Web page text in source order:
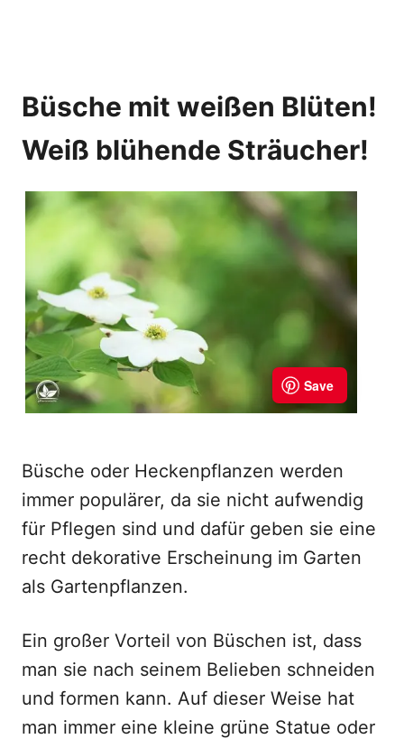
Büsche mit weißen Blüten!
Weiß blühende Sträucher!
Büsche oder Heckenpflanzen werden
immer populärer, da sie nicht aufwendig
für Pflegen sind und dafür geben sie eine
recht dekorative Erscheinung im Garten
als Gartenpflanzen.
Ein großer Vorteil von Büschen ist, dass
man sie nach seinem Belieben schneiden
und formen kann. Auf dieser Weise hat
man immer eine kleine grüne Statue oder